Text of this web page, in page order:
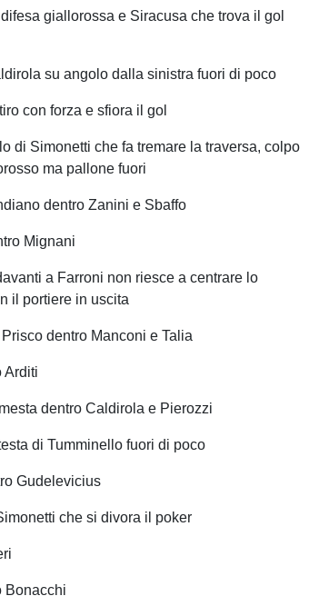
giallorossa e Siracusa che trova il gol
su angolo dalla sinistra fuori di poco
con forza e sfiora il gol
di Simonetti che fa tremare la traversa, colpo
ma pallone fuori
dentro Zanini e Sbaffo
Mignani
a Farroni non riesce a centrare lo
il portiere in uscita
dentro Manconi e Talia
Arditi
dentro Caldirola e Pierozzi
di Tumminello fuori di poco
Gudelevicius
che si divora il poker
Bonacchi